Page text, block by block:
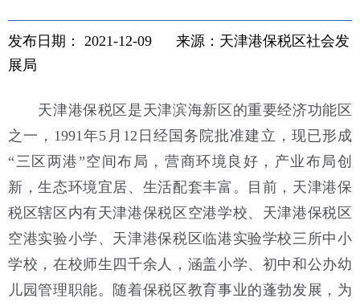
发布日期： 2021-12-09
来源：天津港保税区社会发
展局
天津港保税区是天津滨海新区的重要经济功能区
之一，1991年5月12日经国务院批准建立，现已形成
“三区两港”空间布局，营商环境良好，产业布局创
新，生态环境宜居、生活配套丰富。目前，天津港保
税区辖区内有天津港保税区空港学校、天津港保税区
空港实验小学、天津港保税区临港实验学校三所中小
学校，在校师生四千余人，涵盖小学、初中和公办幼
儿园管理职能。随着保税区教育事业的蓬勃发展，为